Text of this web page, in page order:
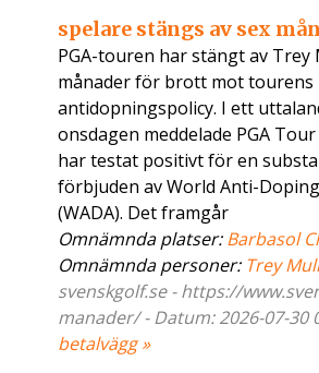
spelare stängs av sex
PGA-touren har stängt av Trey
månader för brott mot tourens
antidopningspolicy. I ett
onsdagen meddelade PGA
har testat positivt för en
förbjuden av World Anti-
(WADA). Det framgår
Omnämnda platser:Barbasol
Omnämnda personer: Trey
svenskgolf.se - https://
manader/ - Datum: 2026-07-30
betalvägg »